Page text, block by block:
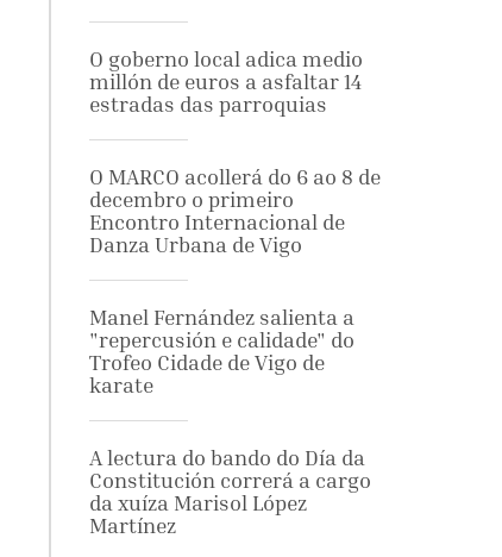
O goberno local adica medio
millón de euros a asfaltar 14
estradas das parroquias
O MARCO acollerá do 6 ao 8 de
decembro o primeiro
Encontro Internacional de
Danza Urbana de Vigo
Manel Fernández salienta a
"repercusión e calidade" do
Trofeo Cidade de Vigo de
karate
A lectura do bando do Día da
Constitución correrá a cargo
da xuíza Marisol López
Martínez